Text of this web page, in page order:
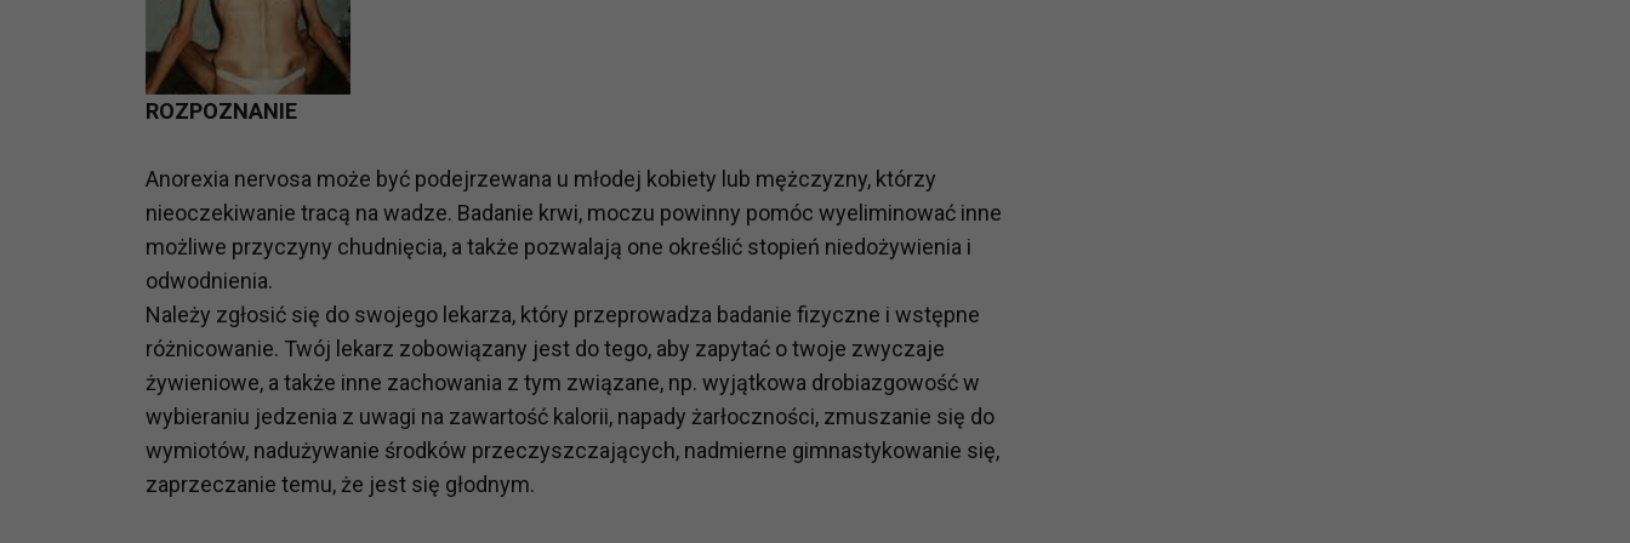
ROZPOZNANIE
Anorexia nervosa może być podejrzewana u młodej kobiety lub mężczyzny, którzy
nieoczekiwanie tracą na wadze. Badanie krwi, moczu powinny pomóc wyeliminować inne
możliwe przyczyny chudnięcia, a także pozwalają one określić stopień niedożywienia i
odwodnienia.
Należy zgłosić się do swojego lekarza, który przeprowadza badanie fizyczne i wstępne
różnicowanie. Twój lekarz zobowiązany jest do tego, aby zapytać o twoje zwyczaje
żywieniowe, a także inne zachowania z tym związane, np. wyjątkowa drobiazgowość w
wybieraniu jedzenia z uwagi na zawartość kalorii, napady żarłoczności, zmuszanie się do
wymiotów, nadużywanie środków przeczyszczających, nadmierne gimnastykowanie się,
zaprzeczanie temu, że jest się głodnym.
prawną dla pomiarów statystycznych i marketingu własnego administratorów jest tzw. uzasadniony interes administratora.
Przetwarzanie Twoich danych w celach marketingowych podmiotów trzecich będzie odbywać się na podstawie Twojej dobrowolnej
zgody.